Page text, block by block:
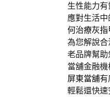
生性能力
應對生活
何治療灰指
為您解說
老品牌幫
當舖金融機
屏東當舖
輕鬆還快